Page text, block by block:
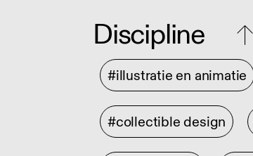
Discipline
#illustratie en animatie
#collectible design